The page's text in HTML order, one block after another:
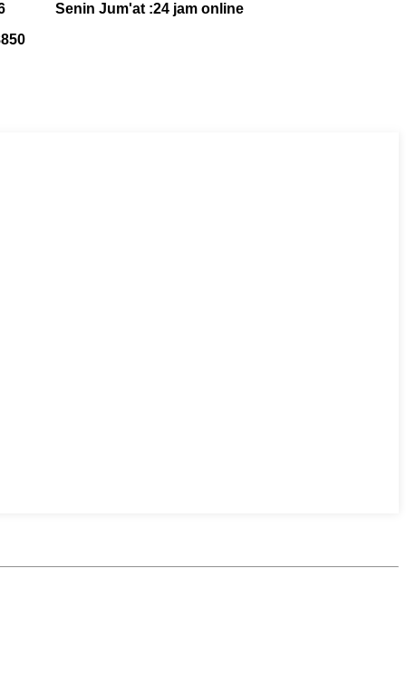
Senin Jum'at :24 jam online